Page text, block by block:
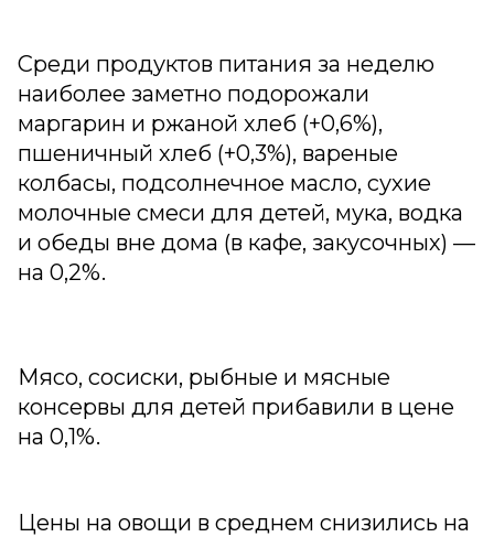
Среди продуктов питания за неделю
наиболее заметно подорожали
маргарин и ржаной хлеб (+0,6%),
пшеничный хлеб (+0,3%), вареные
колбасы, подсолнечное масло, сухие
молочные смеси для детей, мука, водка
и обеды вне дома (в кафе, закусочных) —
на 0,2%.
Мясо, сосиски, рыбные и мясные
консервы для детей прибавили в цене
на 0,1%.
Цены на овощи в среднем снизились на